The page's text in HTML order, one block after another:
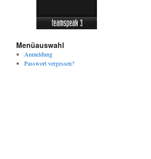
Menüauswahl
Anmeldung
Passwort vergessen?